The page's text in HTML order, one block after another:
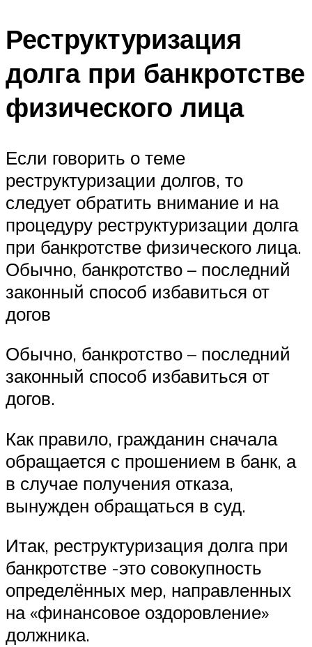
Реструктуризация
долга при банкротстве
физического лица
Если говорить о теме
реструктуризации долгов, то
следует обратить внимание и на
процедуру реструктуризации долга
при банкротстве физического лица.
Обычно, банкротство – последний
законный способ избавиться от
догов
Обычно, банкротство – последний
законный способ избавиться от
догов.
Как правило, гражданин сначала
обращается с прошением в банк, а
в случае получения отказа,
вынужден обращаться в суд.
Итак, реструктуризация долга при
банкротстве -это совокупность
определённых мер, направленных
на «финансовое оздоровление»
должника.